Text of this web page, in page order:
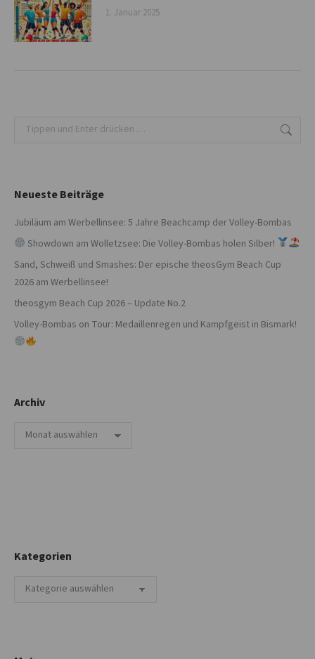
1. Januar 2025
Search:
Neueste Beiträge
Jubiläum am Werbellinsee: 5 Jahre Beachcamp der Volley-Bombas
Showdown am Wolletzsee: Die Volley-Bombas holen Silber!
Sand, Schweiß und Smashes: Der epische theosGym Beach Cup
2026 am Werbellinsee!
theosgym Beach Cup 2026 – Update No.2
Volley-Bombas on Tour: Medaillenregen und Kampfgeist in Bismark!
Archiv
Archiv
Kategorien
Kategorien